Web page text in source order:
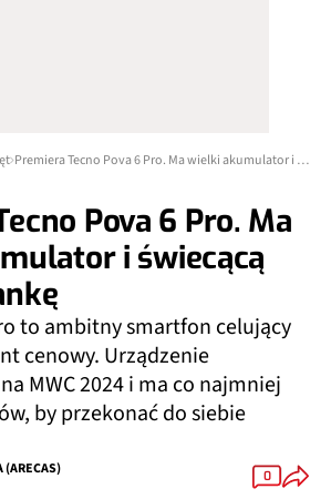
Premiera Tecno Pova 6 Pro. Ma wielki akumulator i świecącą niespodziankę
Pova 6 Pro. Ma
i świecącą
to ambitny smartfon celujący
cenowy. Urządzenie
MWC 2024 i ma co najmniej
by przekonać do siebie
(ARECAS)
0